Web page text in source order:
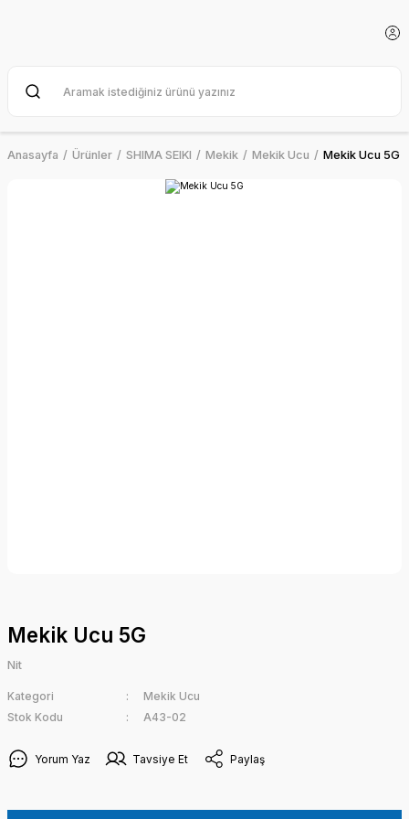
Anasayfa Ürünler SHIMA SEIKI Mekik Mekik Ucu Mekik Ucu 5G
Mekik Ucu 5G
Nit
Kategori
Mekik Ucu
Stok Kodu
A43-02
Yorum Yaz Tavsiye Et Paylaş